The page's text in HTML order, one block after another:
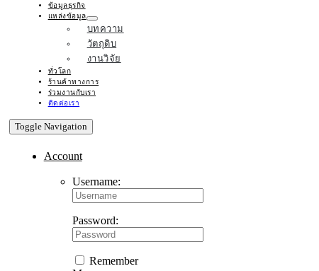
ข้อมูลธุรกิจ
แหล่งข้อมูล
บทความ
วัตถุดิบ
งานวิจัย
ทั่วโลก
ร้านค้าทางการ
ร่วมงานกับเรา
ติดต่อเรา
Toggle Navigation
Account
Username:
Password:
Remember